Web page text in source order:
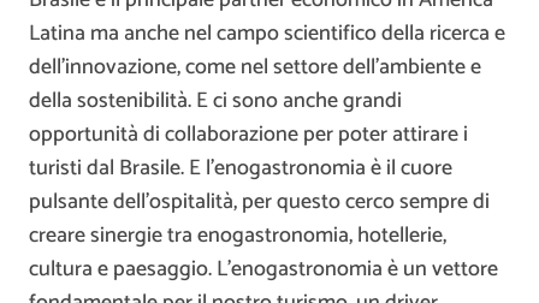
Latina ma anche nel campo scientifico della ricerca e
dell’innovazione, come nel settore dell’ambiente e
della sostenibilità. E ci sono anche grandi
opportunità di collaborazione per poter attirare i
turisti dal Brasile. E l’enogastronomia è il cuore
pulsante dell’ospitalità, per questo cerco sempre di
creare sinergie tra enogastronomia, hotellerie,
cultura e paesaggio. L’enogastronomia è un vettore